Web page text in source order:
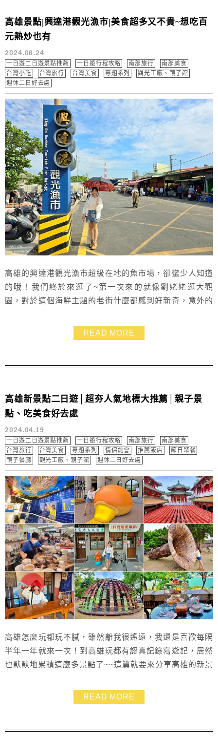
高雄景點|興達港觀光漁市|美食超多又不貴~想吃百
元熱炒也有
2024.06.24
一日遊二日遊景點推薦 一日遊行程攻略 南部旅行
南部美食
台灣小吃
台灣旅行 台灣美食 專題系列
觀光工廠、親子館
週休二日好去處
高雄的興達港觀光漁市超級在地的魚市場，卻蠻少人知道
的哦！我們終於來逛了~第一次來的就像劉姥姥逛大觀
園，對於這個海鮮主題的老街什麼都感到好新奇，意外的
小吃，我們這次還吃了黑鮪魚生魚片喔！馬上帶大家來逛
READ MORE
高雄新景點二日遊│超夯人氣地標大推薦│親子景
點、吃美食好去處
2024.04.19
一日遊二日遊景點推薦 一日遊行程攻略 南部旅行
南部美食
台灣旅行
台灣美食 專題系列 情侶約會 推薦飯店
節日聚餐
親子餐廳
觀光工廠、親子館 週休二日好去處
高雄怎麼玩都玩不膩，雖然離我很遙遠，我還是喜歡每隔
半年一年就來一次！到高雄玩都有認真記錄寫遊記，居然
也默默地累積這麼多景點了~~這篇就要來分享高雄的新景
塔海岸線咖啡，還幫大家規劃了兩天一夜的高雄之旅，有
逛有吃有玩有拍，家庭旅遊或情侶旅行都適合~~超讚的
READ MORE